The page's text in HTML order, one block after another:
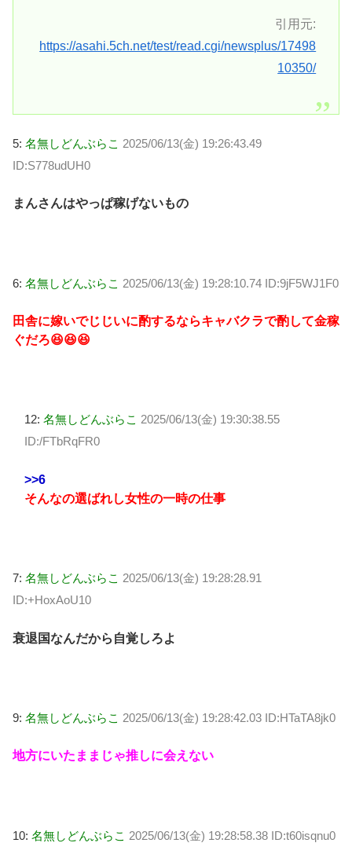
引用元:
https://asahi.5ch.net/test/read.cgi/newsplus/17498
10350/
5: 名無しどんぶらこ 2025/06/13(金) 19:26:43.49
ID:S778udUH0
まんさんはやっぱ稼げないもの
6: 名無しどんぶらこ 2025/06/13(金) 19:28:10.74 ID:9jF5WJ1F0
田舎に嫁いでじじいに酌するならキャバクラで酌して金稼
ぐだろ😆😆😆
12: 名無しどんぶらこ 2025/06/13(金) 19:30:38.55
ID:/FTbRqFR0
>>6
そんなの選ばれし女性の一時の仕事
7: 名無しどんぶらこ 2025/06/13(金) 19:28:28.91
ID:+HoxAoU10
衰退国なんだから自覚しろよ
9: 名無しどんぶらこ 2025/06/13(金) 19:28:42.03 ID:HTaTA8jk0
地方にいたままじゃ推しに会えない
10: 名無しどんぶらこ 2025/06/13(金) 19:28:58.38 ID:t60isqnu0